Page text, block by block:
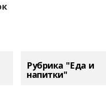
Рубрика "Еда и
напитки"